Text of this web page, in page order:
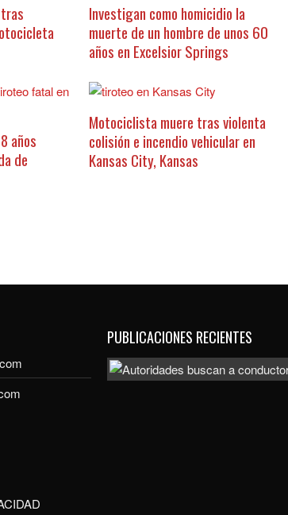
Investigan como homicidio la
muerte de un hombre de unos 60
años en Excelsior Springs
años
de
Motociclista muere tras violenta
colisión e incendio vehicular en
Kansas City, Kansas
PUBLICACIONES RECIENTES